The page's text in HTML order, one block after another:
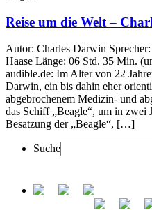
Reise um die Welt –
Autor: Charles Darwin
Haase Länge: 06 Std. 35 Min.
audible.de: Im Alter von 22
Darwin, ein bis dahin eher
abgebrochenem Medizin- und
das Schiff „Beagle“, um in zwei
Besatzung der „Beagle“, […]
Suche